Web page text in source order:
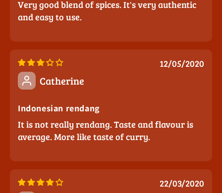
Very good blend of spices. It's very authentic
and easy to use.
12/05/2020
Catherine
Indonesian rendang
It is not really rendang. Taste and flavour is
average. More like taste of curry.
22/03/2020